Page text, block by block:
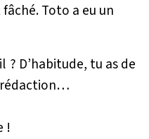
Toto a eu un
? D’habitude, tu as de
rédaction…
!